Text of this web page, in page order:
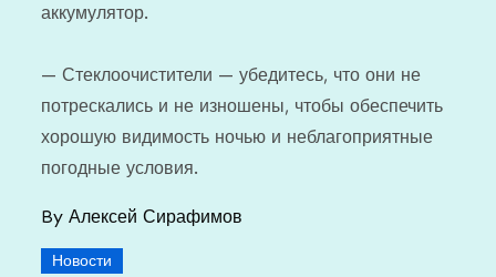
аккумулятор.
— Стеклоочистители — убедитесь, что они не
потрескались и не изношены, чтобы обеспечить
хорошую видимость ночью и неблагоприятные
погодные условия.
ByАлексей Сирафимов
Новости